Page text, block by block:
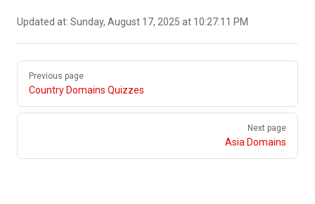
Updated at: Sunday, August 17, 2025 at 10:27:11 PM
Pager
Previous page
Country Domains Quizzes
Next page
Asia Domains